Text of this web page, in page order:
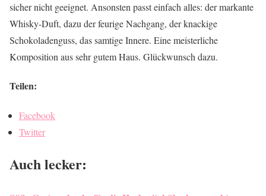
sicher nicht geeignet. Ansonsten passt einfach alles: der markante
Whisky-Duft, dazu der feurige Nachgang, der knackige
Schokoladenguss, das samtige Innere. Eine meisterliche
Komposition aus sehr gutem Haus. Glückwunsch dazu.
Teilen:
Facebook
Twitter
Auch lecker: